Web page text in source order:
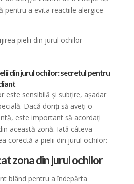
pentru a evita reacțiile alergice
din jurul ochilor: secretul pentru
este sensibilă și subțire, așadar
Dacă doriți să aveți o
este important să acordați
această zonă. Iată câteva
corectă a pielii din jurul ochilor:
zona din jurul ochilor
blând pentru a îndepărta